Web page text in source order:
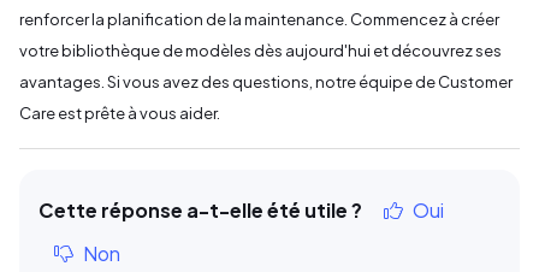
renforcer la planification de la maintenance. Commencez à créer
votre bibliothèque de modèles dès aujourd'hui et découvrez ses
avantages. Si vous avez des questions, notre équipe de Customer
Care est prête à vous aider.
Cette réponse a-t-elle été utile ?
Oui
Non